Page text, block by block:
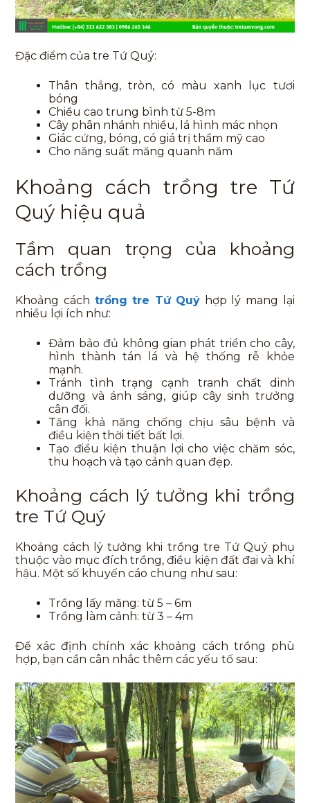
Đặc điểm của tre Tứ Quý:
Thân thẳng, tròn, có màu xanh lục tươi
bóng
Chiều cao trung bình từ 5-8m
Cây phân nhánh nhiều, lá hình mác nhọn
Giác cứng, bóng, có giá trị thẩm mỹ cao
Cho năng suất măng quanh năm
Khoảng cách trồng tre Tứ
Quý hiệu quả
Tầm quan trọng của khoảng
cách trồng
Khoảng cách trồng tre Tứ Quý hợp lý mang lại
nhiều lợi ích như:
Đảm bảo đủ không gian phát triển cho cây,
hình thành tán lá và hệ thống rễ khỏe
mạnh.
Tránh tình trạng cạnh tranh chất dinh
dưỡng và ánh sáng, giúp cây sinh trưởng
cân đối.
Tăng khả năng chống chịu sâu bệnh và
điều kiện thời tiết bất lợi.
Tạo điều kiện thuận lợi cho việc chăm sóc,
thu hoạch và tạo cảnh quan đẹp.
Khoảng cách lý tưởng khi trồng
tre Tứ Quý
Khoảng cách lý tưởng khi trồng tre Tứ Quý phụ
thuộc vào mục đích trồng, điều kiện đất đai và khí
hậu. Một số khuyến cáo chung như sau:
Trồng lấy măng: từ 5 – 6m
Trồng làm cảnh: từ 3 – 4m
Để xác định chính xác khoảng cách trồng phù
hợp, bạn cần cân nhắc thêm các yếu tố sau: